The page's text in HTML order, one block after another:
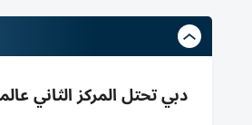
دبي تحتل المركز الثاني